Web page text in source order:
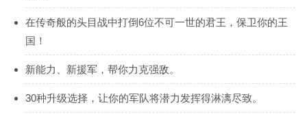
在传奇般的头目战中打倒6位不可一世的君王，保卫你的王
国！
新能力、新援军，帮你力克强敌。
30种升级选择，让你的军队将潜力发挥得淋漓尽致。